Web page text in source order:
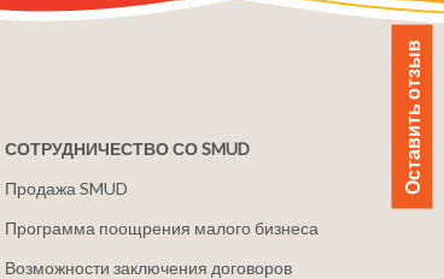
СОТРУДНИЧЕСТВО СО SMUD
Продажа SMUD
Программа поощрения малого бизнеса
Возможности заключения договоров
Оставить отзыв